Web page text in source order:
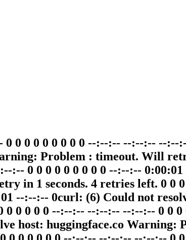
0 0 0 0 0 0 0 0 --:--:-- --:--:-- --:--
Problem : timeout. Will
0 0 0 0 0 0 0 0 0 --:--:--
in 1 seconds. 4 retries left. 0 0
--:--:-- 0curl: (6) Could not
0 0 0 0 --:--:-- --:--:-- --:--:-- 0 0
host: huggingface.co